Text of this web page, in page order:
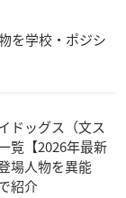
を学校・ポジシ
ドッグス（文ス
覧【2026年最新
場人物を異能
紹介